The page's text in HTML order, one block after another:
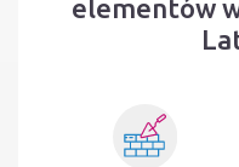
elementów